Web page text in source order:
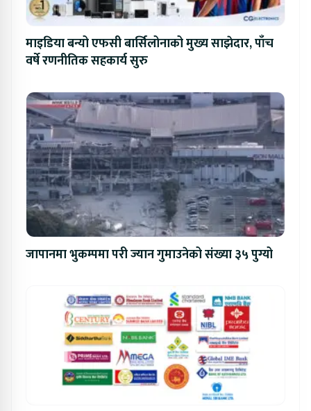
माइडिया बन्यो एफसी बार्सिलोनाको मुख्य साझेदार, पाँच
वर्षे रणनीतिक सहकार्य सुरु
जापानमा भुकम्पमा परी ज्यान गुमाउनेको संख्या ३५ पुग्यो